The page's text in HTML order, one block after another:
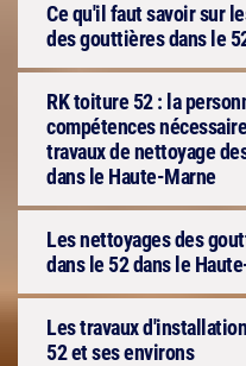
Ce qu'il faut savoir sur
des gouttières dans le
RK toiture 52 : la
compétences
travaux de nettoyage
dans le Haute-Marne
Les nettoyages des
dans le 52 dans le
Les travaux
52 et ses environs